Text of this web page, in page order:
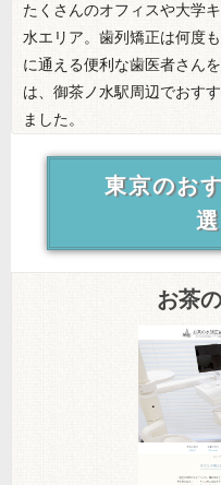
たくさんのオフィスや大学
水エリア。歯列矯正は何度
に通える便利な歯医者さん
は、御茶ノ水駅周辺でおす
ました。
東京のお
お茶